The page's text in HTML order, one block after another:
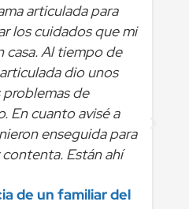
articulada para
los cuidados que mi
casa. Al tiempo de
dio unos
de
En cuanto avisé a
enseguida para
Están ahí
de un familiar del